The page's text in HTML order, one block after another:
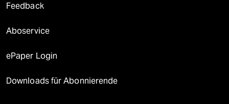
Feedback
Aboservice
ePaper Login
Downloads für Abonnierende